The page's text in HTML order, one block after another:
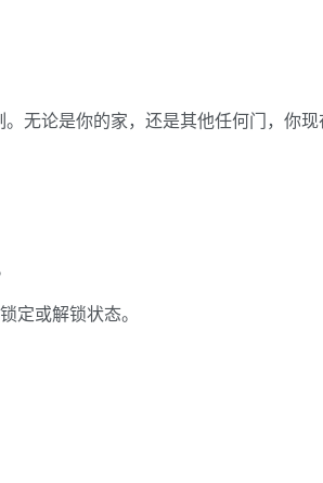
无论是你的家，还是其他任何门，你
定或解锁状态。